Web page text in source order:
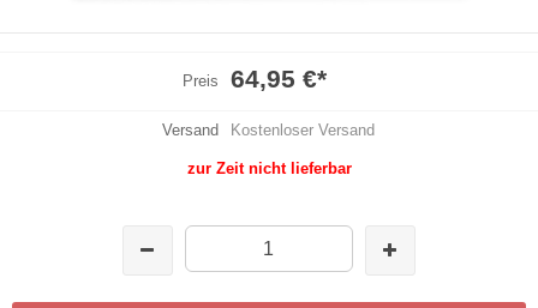
Preis 64,95 €*
Versand Kostenloser Versand
zur Zeit nicht lieferbar